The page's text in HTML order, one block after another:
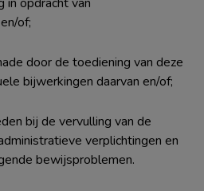
of;
door de toediening van deze
bijwerkingen daarvan en/of;
bij de vervulling van de
verplichtingen en
bewijsproblemen.